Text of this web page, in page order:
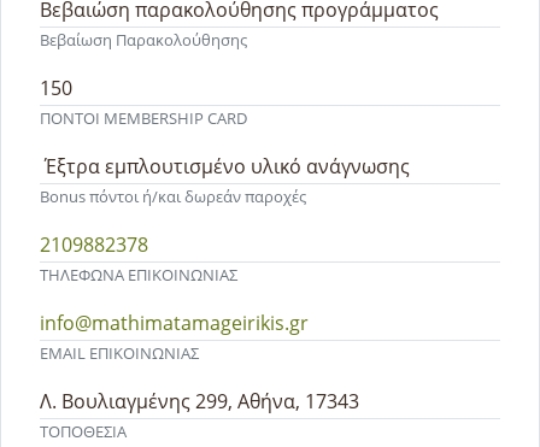
Βεβαίωση Παρακολούθησης
Βεβαιώση παρακολούθησης προγράμματος
ΠΟΝΤΟΙ MEMBERSHIP CARD
150
Bonus πόντοι ή/και δωρεάν παροχές
Έξτρα εμπλουτισμένο υλικό ανάγνωσης
ΤΗΛΕΦΩΝΑ ΕΠΙΚΟΙΝΩΝΙΑΣ
2109882378
EMAIL ΕΠΙΚΟΙΝΩΝΙΑΣ
info@mathimatamageirikis.gr
ΤΟΠΟΘΕΣΙΑ
Λ. Βουλιαγμένης 299, Αθήνα, 17343